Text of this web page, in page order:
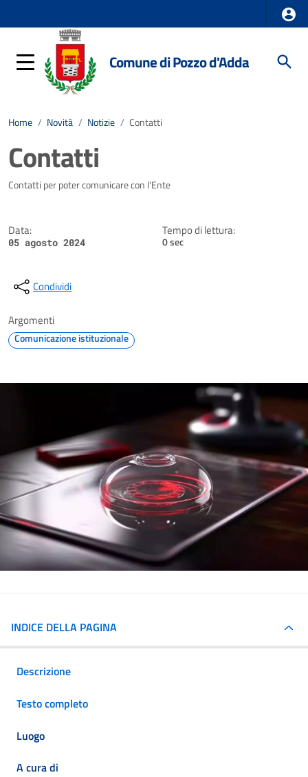
Comune di Pozzo d'Adda
Home / Novità / Notizie / Contatti
Contatti
Dettagli della notizia
Contatti per poter comunicare con l'Ente
Data:
05 agosto 2024
Tempo di lettura:
0 sec
Condividi
Argomenti
Comunicazione istituzionale
INDICE DELLA PAGINA
Descrizione
Testo completo
Luogo
A cura di